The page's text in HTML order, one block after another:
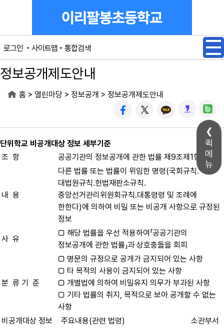
퀵
메
뉴
로그인 사이트맵 통합검색
정보공개제도안내
홈 > 열린마당 > 정보공개 > 정보공개제도안내
단위학교 비공개대상 정보 세부기준
조 항
공공기관의 정보공개에 관한 법률 제9조제1항제1호
내 용
다른 법률 또는 법률이 위임한 명령(국회규칙․
대법원규칙․헌법재판소규칙․
중앙선거관리위원회규칙․대통령령 및 조례에
한한다)에 의하여 비밀 또는 비공개 사항으로 규정된
정보
사 유
□ 해당 법률을 우선 적용하여「공공기관의
정보공개에 관한 법률」과 상호충돌을 회피
분 류 기 준
□ 명문의 규정으로 공개가 금지되어 있는 사항
□ 타 목적의 사용이 금지되어 있는 사항
□ 개별법에 의하여 비밀유지 의무가 부과된 사항
□ 기타 법률의 취지, 목적으로 보아 공개할 수 없는
사항
비공개대상 정보
주요내용(관련 법령)
소관부서